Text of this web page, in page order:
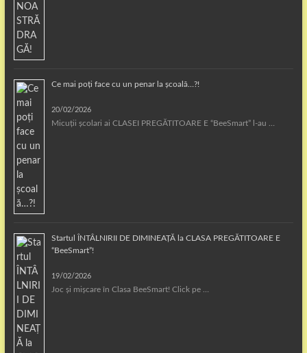
Ce mai poți face cu un penar la școală…?!
20/02/2026
Micuții școlari ai CLASEI PREGĂTITOARE E “BeeSmart” l-au …
Startul ÎNTÂLNIRII DE DIMINEAȚĂ la CLASA PREGĂTITOARE E
“BeeSmart”!
19/02/2026
Joc și mișcare în Clasa BeeSmart! Click pe …